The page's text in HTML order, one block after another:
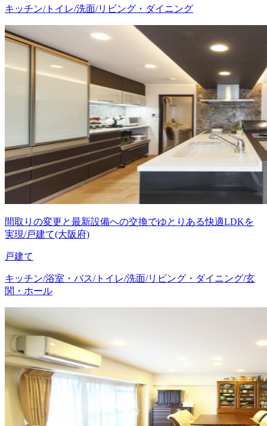
キッチン/トイレ/洗面/リビング・ダイニング
間取りの変更と最新設備への交換でゆとりある快適LDKを
実現/戸建て(大阪府)
戸建て
キッチン/浴室・バス/トイレ/洗面/リビング・ダイニング/玄
関・ホール